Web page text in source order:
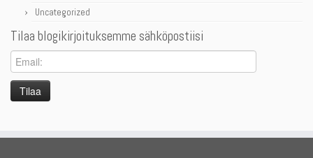
Uncategorized
Tilaa blogikirjoituksemme sähköpostiisi